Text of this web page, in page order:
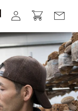
グ
イ
ン
ー